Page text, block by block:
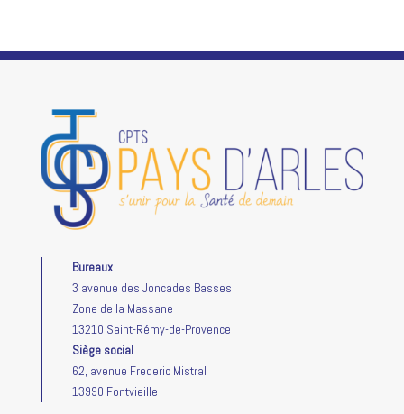
Bureaux
3 avenue des Joncades Basses
Zone de la Massane
13210 Saint-Rémy-de-Provence
Siège social
62, avenue Frederic Mistral
13990 Fontvieille